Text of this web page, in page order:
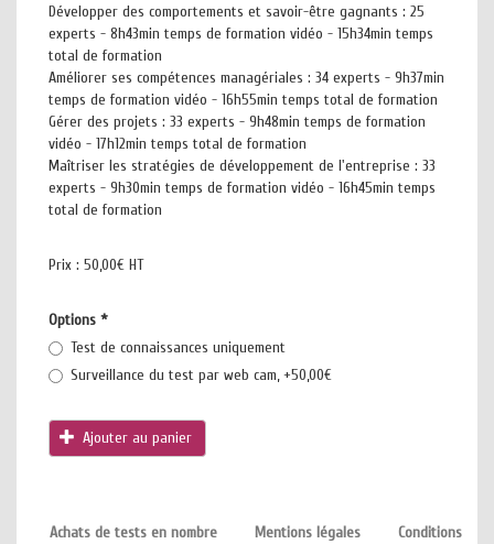
Développer des comportements et savoir-être gagnants : 25
experts - 8h43min temps de formation vidéo - 15h34min temps
total de formation
Améliorer ses compétences managériales : 34 experts - 9h37min
temps de formation vidéo - 16h55min temps total de formation
Gérer des projets : 33 experts - 9h48min temps de formation
vidéo - 17h12min temps total de formation
Maîtriser les stratégies de développement de l'entreprise : 33
experts - 9h30min temps de formation vidéo - 16h45min temps
total de formation
Prix : 50,00€ HT
Options *
Test de connaissances uniquement
Surveillance du test par web cam, +50,00€
Ajouter au panier
Achats de tests en nombre Mentions légales Conditions